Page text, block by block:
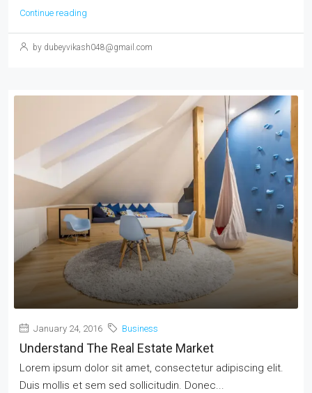
Continue reading
by dubeyvikash048@gmail.com
January 24, 2016 Business
Understand The Real Estate Market
Lorem ipsum dolor sit amet, consectetur adipiscing elit.
Duis mollis et sem sed sollicitudin. Donec...